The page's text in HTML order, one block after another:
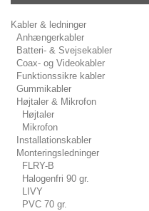
Kabler & ledninger
Anhængerkabler
Batteri- & Svejsekabler
Coax- og Videokabler
Funktionssikre kabler
Gummikabler
Højtaler & Mikrofon
Højtaler
Mikrofon
Installationskabler
Monteringsledninger
FLRY-B
Halogenfri 90 gr.
LIVY
PVC 70 gr.